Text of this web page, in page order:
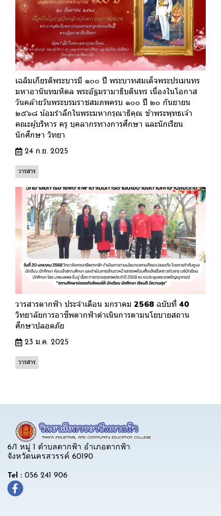
เฉลิมเกียรติพระบารมี ๑๐๐ ปี พระบาทสมเด็จพระปรเมนทร
มหาอานันทมหิดล พระอัฐมรามาธิบดินทร เนื่องในโอกาส
วันคล้ายวันพระบรมราชสมภพครบ ๑๐๐ ปี ๒๐ กันยายน
๒๕๖๘ น้อมรำลึกในพระมหากรุณาธิคุณ ข้าพระพุทธเจ้า
คณะผู้บริหาร ครู บุคลากรทางการศึกษา และนักเรียน
นักศึกษา วิทยา
24 ก.ย. 2025
วารสาร
วารสารตากฟ้า ประจำเดือน มกราคม 2568 ฉบับที่ 40
วิทยาลัยการอาชีพตากฟ้าดำเนินการตามนโยบายสถาน
ศึกษาปลอดภัย
23 ม.ค. 2025
วารสาร
6/1 หมู่ 1 ตำบลตากฟ้า อำเภอตากฟ้า
จังหวัดนครสวรรค์ 60190
Tel : 056 241 906